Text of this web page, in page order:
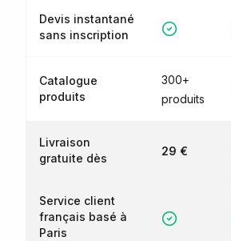
Devis instantané
sans inscription
Catalogue
produits
300+
produits
Livraison
gratuite dès
29 €
Service client
français basé à
Paris